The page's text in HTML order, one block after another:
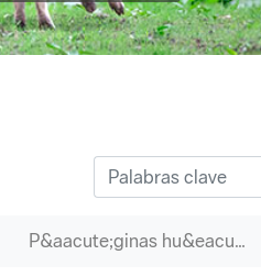
P&aacute;ginas hu&eacute;rfanas